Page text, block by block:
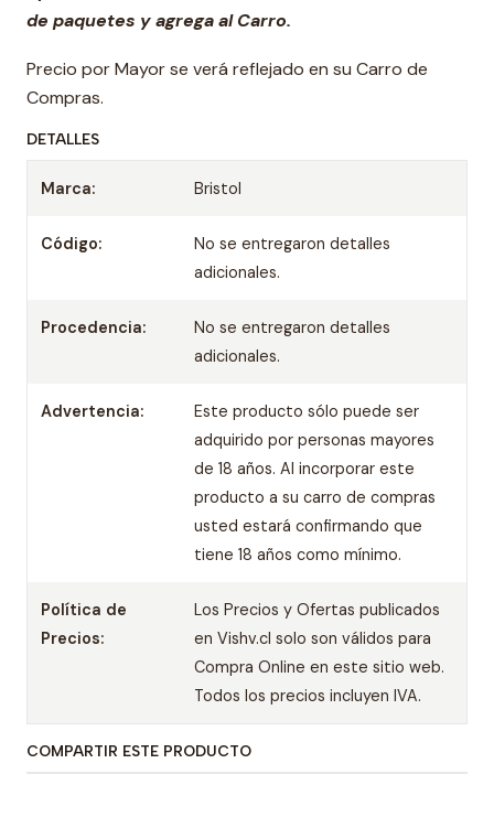
de paquetes y agrega al Carro.
Precio por Mayor se verá reflejado en su Carro de
Compras.
DETALLES
Marca: Bristol
Código:
No se entregaron detalles
adicionales.
Procedencia:
No se entregaron detalles
adicionales.
Advertencia:
Este producto sólo puede ser
adquirido por personas mayores
de 18 años. Al incorporar este
producto a su carro de compras
usted estará confirmando que
tiene 18 años como mínimo.
Política de
Precios:
Los Precios y Ofertas publicados
en Vishv.cl solo son válidos para
Compra Online en este sitio web.
Todos los precios incluyen IVA.
COMPARTIR ESTE PRODUCTO